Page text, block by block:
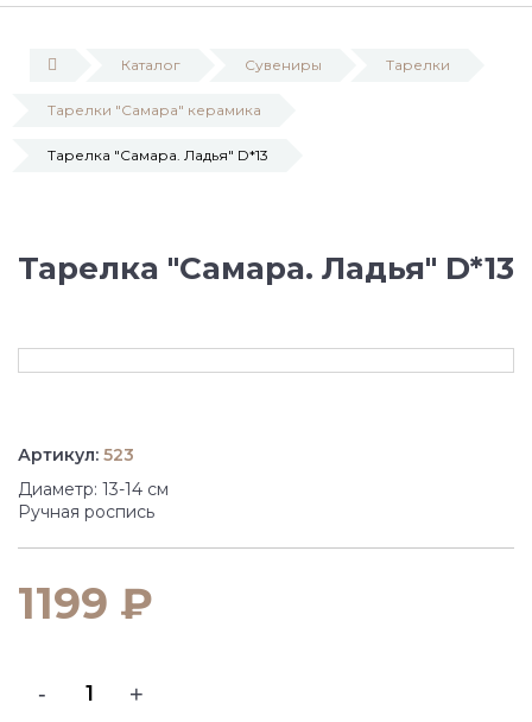
Каталог Сувениры Тарелки
Тарелки "Самара" керамика
Тарелка "Самара. Ладья" D*13
Тарелка "Самара. Ладья" D*13
Артикул: 523
Диаметр: 13-14 см
Ручная роспись
1199 ₽
- +